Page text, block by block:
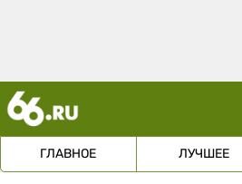
ГЛАВНОЕ ЛУЧШЕЕ